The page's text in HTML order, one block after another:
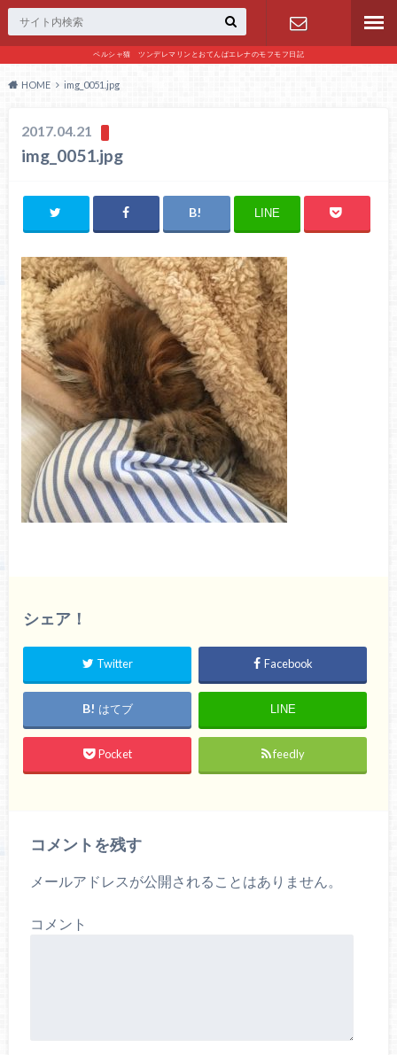
ペルシャ猫 ツンデレマリンとおてんばエレナのモフモフ日記
お問い合わ
HOME img_0051.jpg
2017.04.21
img_0051.jpg
LINE
シェア！
Twitter Facebook
はてブ LINE
Pocket feedly
コメントを残す
メールアドレスが公開されることはありません。
コメント